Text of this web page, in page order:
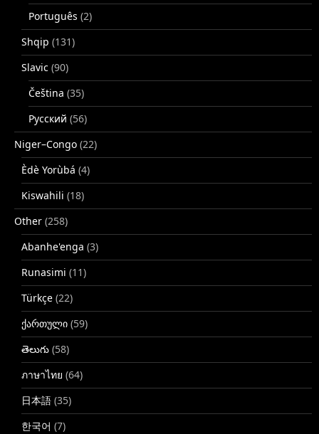
Português (2)
Shqip (131)
Slavic (90)
Čeština (35)
Русский (56)
Niger–Congo (22)
Èdè Yorùbá (4)
Kiswahili (18)
Other (258)
Abanhe'enga (3)
Runasimi (11)
Türkçe (22)
ქართული (59)
తెలుగు (58)
ภาษาไทย (64)
日本語 (35)
한국어 (7)